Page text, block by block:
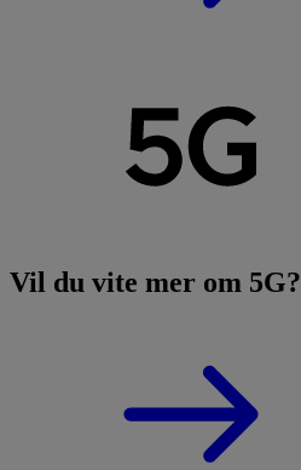
Vil du vite mer om 5G?